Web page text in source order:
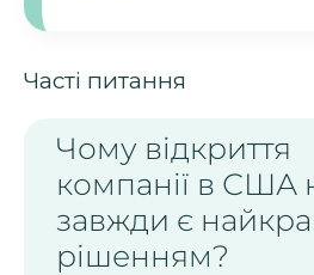
Часті питання
Чому відкриття
компанії в США
завжди є
рішенням?